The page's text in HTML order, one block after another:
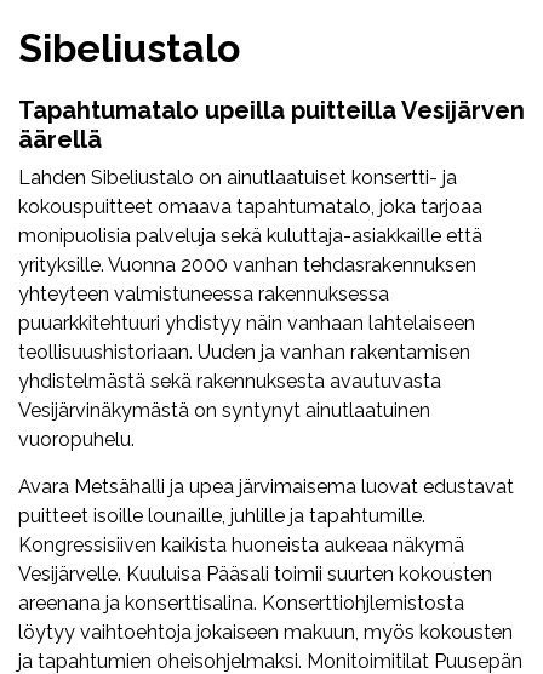
Sibeliustalo
Tapahtumatalo upeilla puitteilla Vesijärven
äärellä
Lahden Sibeliustalo on ainutlaatuiset konsertti- ja
kokouspuitteet omaava tapahtumatalo, joka tarjoaa
monipuolisia palveluja sekä kuluttaja-asiakkaille että
yrityksille. Vuonna 2000 vanhan tehdasrakennuksen
yhteyteen valmistuneessa rakennuksessa
puuarkkitehtuuri yhdistyy näin vanhaan lahtelaiseen
teollisuushistoriaan. Uuden ja vanhan rakentamisen
yhdistelmästä sekä rakennuksesta avautuvasta
Vesijärvinäkymästä on syntynyt ainutlaatuinen
vuoropuhelu.
Avara Metsähalli ja upea järvimaisema luovat edustavat
puitteet isoille lounaille, juhlille ja tapahtumille.
Kongressisiiven kaikista huoneista aukeaa näkymä
Vesijärvelle. Kuuluisa Pääsali toimii suurten kokousten
areenana ja konserttisalina. Konserttiohjlemistosta
löytyy vaihtoehtoja jokaiseen makuun, myös kokousten
ja tapahtumien oheisohjelmaksi. Monitoimitilat Puusepän